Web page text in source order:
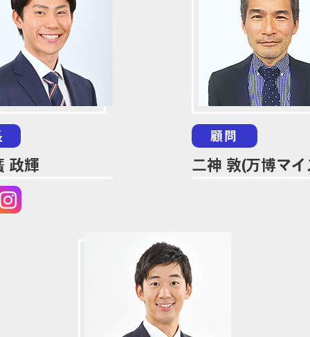
政輝
顧問
二神 敦(万博マイ